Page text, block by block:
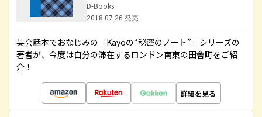
D-Books
2018.07.26 発売
英会話本でおなじみの「Kayoの“秘密のノート”」シリーズの
著者が、今度は自分の滞在するロンドン南東の田舎町をご紹
介！
詳細を見る